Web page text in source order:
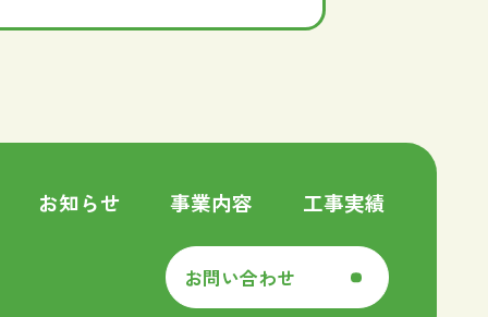
お知らせ 事業内容 工事実績
お問い合わせ